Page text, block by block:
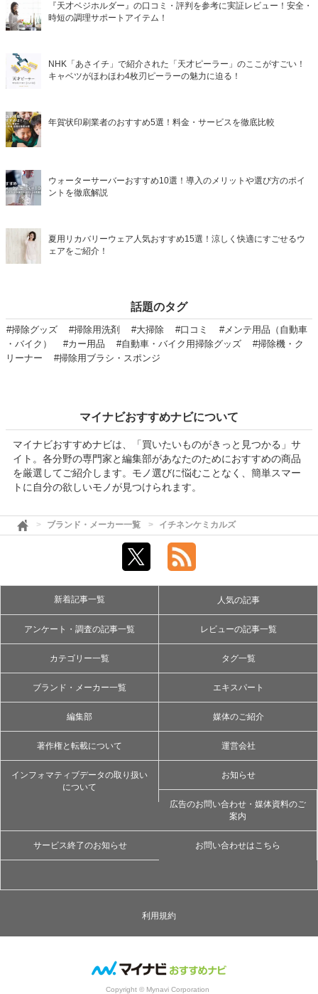
『天才ベジホルダー』の口コミ・評判を参考に実証レビュー！安全・
時短の調理サポートアイテム！
NHK「あさイチ」で紹介された「天才ピーラー」のここがすごい！
キャベツがほわほわ4枚刃ピーラーの魅力に迫る！
年賀状印刷業者のおすすめ5選！料金・サービスを徹底比較
ウォーターサーバーおすすめ10選！導入のメリットや選び方のポイ
ントを徹底解説
夏用リカバリーウェア人気おすすめ15選！涼しく快適にすごせるウ
ェアをご紹介！
話題のタグ
#掃除グッズ #掃除用洗剤 #大掃除 #口コミ
#メンテ用品（自動車
・バイク）
#カー用品 #自動車・バイク用掃除グッズ
#掃除機・ク
リーナー
#掃除用ブラシ・スポンジ
マイナビおすすめナビについて
マイナビおすすめナビは、「買いたいものがきっと見つかる」サ
イト。各分野の専門家と編集部があなたのためにおすすめの商品
を厳選してご紹介します。モノ選びに悩むことなく、簡単スマー
トに自分の欲しいモノが見つけられます。
ブランド・メーカー一覧 イチネンケミカルズ
新着記事一覧 人気の記事
アンケート・調査の記事一覧 レビューの記事一覧
カテゴリー一覧 タグ一覧
ブランド・メーカー一覧 エキスパート
編集部 媒体のご紹介
著作権と転載について 運営会社
インフォマティブデータの取り扱い
について
お知らせ
広告のお問い合わせ・媒体資料のご
案内
サービス終了のお知らせ お問い合わせはこちら
利用規約
Copyright © Mynavi Corporation